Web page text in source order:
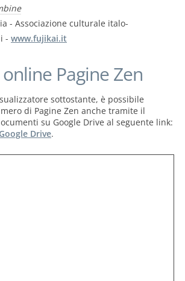
- Associazione culturale italo-
- www.fujikai.it
online Pagine Zen
sottostante, è possibile
di Pagine Zen anche tramite il
su Google Drive al seguente link:
Drive.